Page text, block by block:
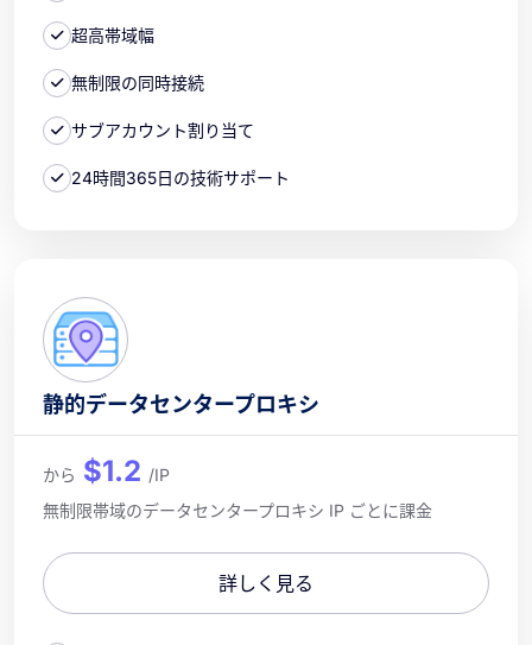
超高帯域幅
無制限の同時接続
サブアカウント割り当て
24時間365日の技術サポート
静的データセンタープロキシ
から $1.2 /IP
無制限帯域のデータセンタープロキシ IP ごとに課金
詳しく見る